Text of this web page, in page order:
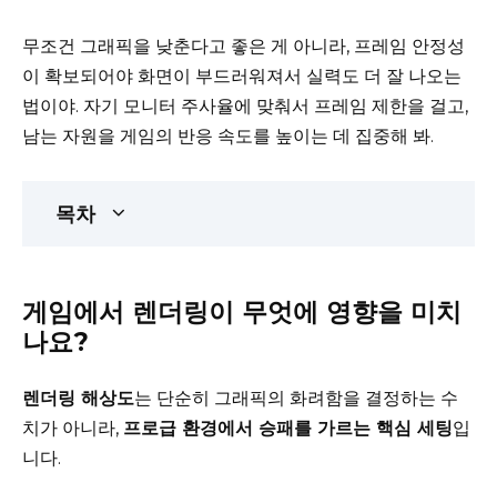
무조건 그래픽을 낮춘다고 좋은 게 아니라, 프레임 안정성
이 확보되어야 화면이 부드러워져서 실력도 더 잘 나오는
법이야. 자기 모니터 주사율에 맞춰서 프레임 제한을 걸고,
남는 자원을 게임의 반응 속도를 높이는 데 집중해 봐.
목차
게임에서 렌더링이 무엇에 영향을 미치
나요?
렌더링 해상도는 단순히 그래픽의 화려함을 결정하는 수
치가 아니라, 프로급 환경에서 승패를 가르는 핵심 세팅입
니다.